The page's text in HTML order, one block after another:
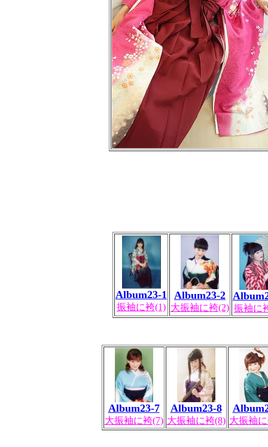
Album23-1
振袖に袴(1)
Album23-2
大振袖に袴(2) 振袖に
Album23-7
大振袖に袴(7)
Album23-8
大振袖に袴(8) 大振袖